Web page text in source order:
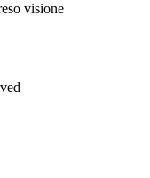
visione